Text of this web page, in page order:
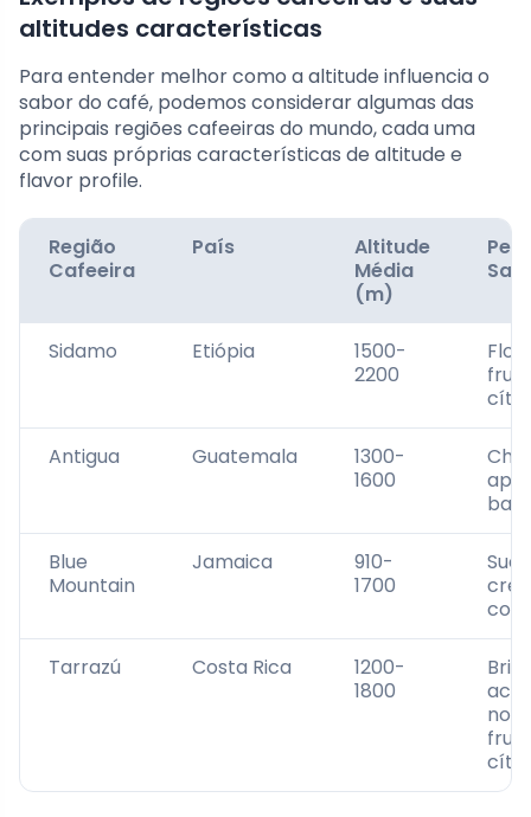
altitudes características
Para entender melhor como a altitude influencia o
sabor do café, podemos considerar algumas das
principais regiões cafeeiras do mundo, cada uma
com suas próprias características de altitude e
flavor profile.
Região
Cafeeira
País
Altitude
Média
(m)
Sidamo Etiópia
1500-
2200
Antigua Guatemala
1300-
1600
Blue
Mountain
Jamaica
910-
1700
Tarrazú Costa Rica
1200-
1800